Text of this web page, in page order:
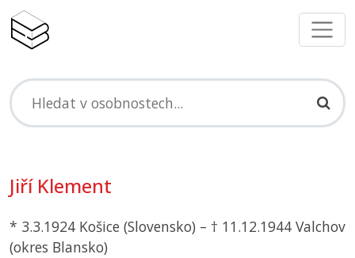
Jiří Klement
* 3.3.1924 Košice (Slovensko) – † 11.12.1944 Valchov
(okres Blansko)